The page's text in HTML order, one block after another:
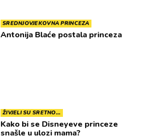
SREDNJOVJEKOVNA PRINCEZA
Antonija Blaće postala princeza
ŽIVJELI SU SRETNO...
Kako bi se Disneyeve princeze
snašle u ulozi mama?